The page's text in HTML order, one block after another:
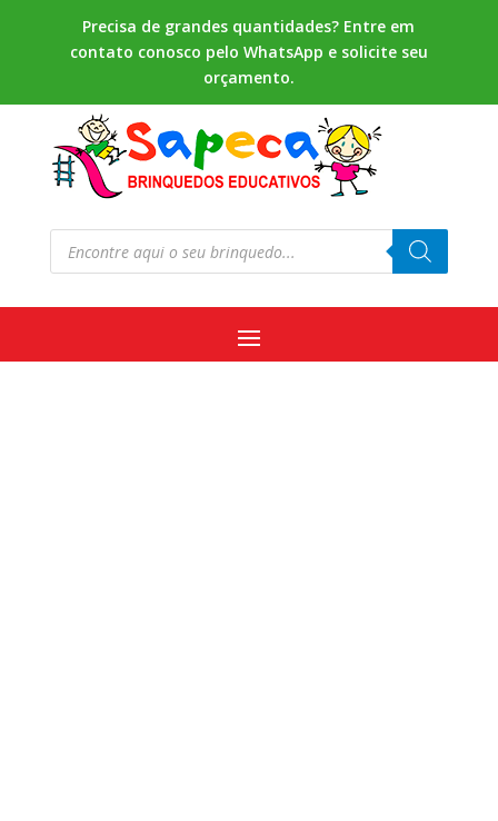
Precisa de grandes quantidades? Entre em
contato conosco pelo WhatsApp e solicite seu
orçamento.
Pesquisar
produtos